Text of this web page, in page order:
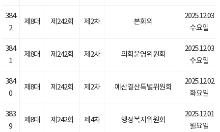
384
2
제8대 제242회 제2차 본회의
2025.12.03
수요일
384
1
제8대 제242회 제2차 의회운영위원회
2025.12.03
수요일
384
0
제8대 제242회 제2차 예산결산특별위원회
2025.12.02
화요일
383
9
제8대 제242회 제4차 행정복지위원회
2025.12.01
월요일